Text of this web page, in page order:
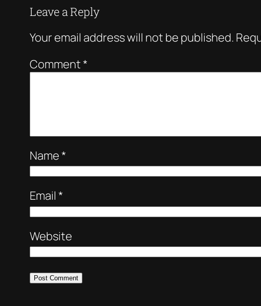
Leave a Reply
Your email address will not be published.
Comment*
Name*
Email *
Website